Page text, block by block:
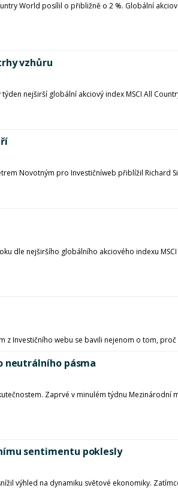
World posílil o přibližně o 2 %. Globální
vzhůru
nejširší globální akciový index MSCI All
Novotným pro Investičníweb přiblížil Richard
dle nejširšího globálního akciového indexu
z Investičního webu se bavili nejenom o tom,
neutrálního pásma
Zaprvé v minulém týdnu
sentimentu poklesly
výhled na dynamiku světové ekonomiky.